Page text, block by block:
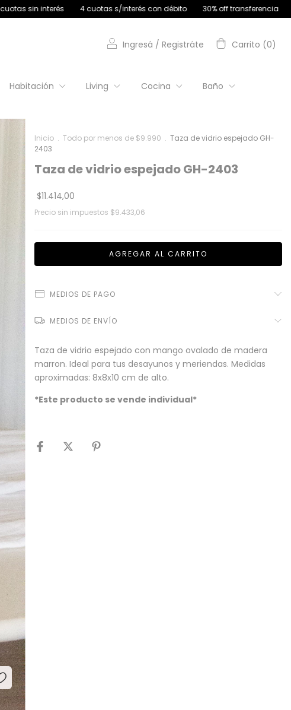
4 cuotas s/interés con débito 30% off transferencia 12 cuotas sin interés
Ingresá / Registráte Carrito (0)
Habitación Living Cocina
Baño
Inicio . Todo por menos de $9.990 . Taza de vidrio espejado GH-
2403
Taza de vidrio espejado GH-2403
$11.414,00
Precio sin impuestos $9.433,06
MEDIOS DE PAGO
MEDIOS DE ENVÍO
Taza de vidrio espejado con mango ovalado de madera
marron. Ideal para tus desayunos y meriendas. Medidas
aproximadas: 8x8x10 cm de alto.
*Este producto se vende individual*